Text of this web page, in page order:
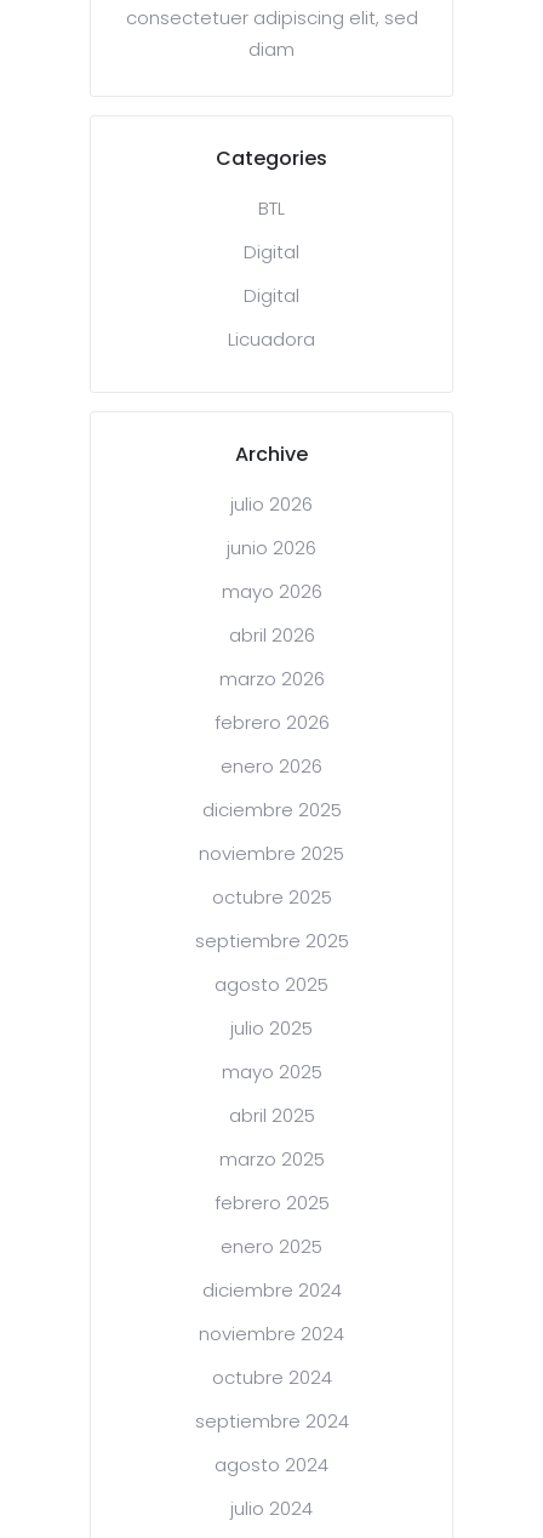
consectetuer adipiscing elit, sed
diam
Categories
BTL
Digital
Digital
Licuadora
Archive
julio 2026
junio 2026
mayo 2026
abril 2026
marzo 2026
febrero 2026
enero 2026
diciembre 2025
noviembre 2025
octubre 2025
septiembre 2025
agosto 2025
julio 2025
mayo 2025
abril 2025
marzo 2025
febrero 2025
enero 2025
diciembre 2024
noviembre 2024
octubre 2024
septiembre 2024
agosto 2024
julio 2024